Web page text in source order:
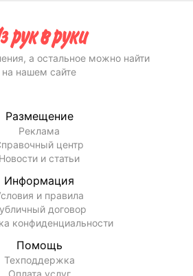
а остальное можно найти
на нашем сайте
Размещение
Реклама
центр
Новости и статьи
Информация
и правила
договор
конфиденциальности
Помощь
Техподдержка